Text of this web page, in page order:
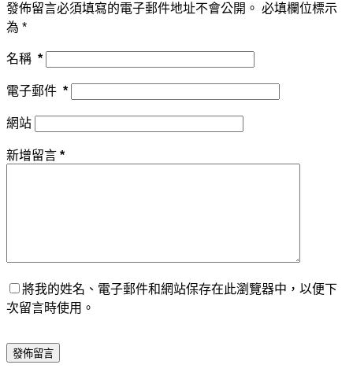
發佈留言必須填寫的電子郵件地址不會公開。 必填欄位標示
為 *
名稱 *
電子郵件 *
網站
新增留言 *
將我的姓名、電子郵件和網站保存在此瀏覽器中，以便下
次留言時使用。
發佈留言